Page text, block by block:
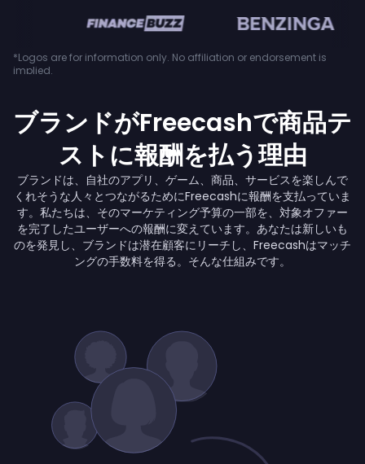
*Logos are for information only. No affiliation or endorsement is
implied.
ブランドがFreecashで商品テ
ストに報酬を払う理由
ブランドは、自社のアプリ、ゲーム、商品、サービスを楽しんで
くれそうな人々とつながるためにFreecashに報酬を支払っていま
す。私たちは、そのマーケティング予算の一部を、対象オファー
を完了したユーザーへの報酬に変えています。あなたは新しいも
のを発見し、ブランドは潜在顧客にリーチし、Freecashはマッチ
ングの手数料を得る。そんな仕組みです。